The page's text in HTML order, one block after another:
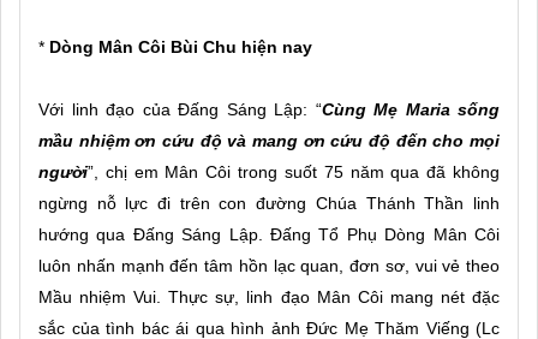
* Dòng Mân Côi Bùi Chu hiện nay
Với linh đạo của Đấng Sáng Lập: “Cùng Mẹ Maria sống
mầu nhiệm ơn cứu độ và mang ơn cứu độ đến cho mọi
người”, chị em Mân Côi trong suốt 75 năm qua đã không
ngừng nỗ lực đi trên con đường Chúa Thánh Thần linh
hướng qua Đấng Sáng Lập. Đấng Tổ Phụ Dòng Mân Côi
luôn nhấn mạnh đến tâm hồn lạc quan, đơn sơ, vui vẻ theo
Mầu nhiệm Vui. Thực sự, linh đạo Mân Côi mang nét đặc
sắc của tình bác ái qua hình ảnh Đức Mẹ Thăm Viếng (Lc